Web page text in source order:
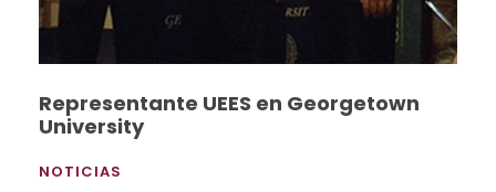
Representante UEES en Georgetown
University
NOTICIAS